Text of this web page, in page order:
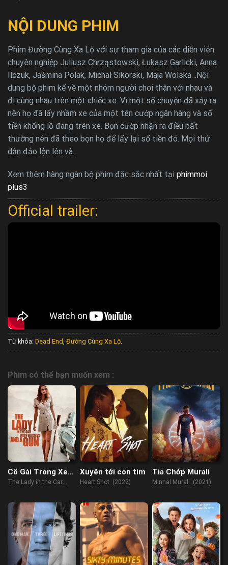
NỘI DUNG PHIM
Phim Đường Cùng Xa Lộ với sự tham gia của các diễn viên
chuyên nghiệp Juliusz Chrząstowski, Łukasz Garlicki, Anna
Ilczuk, Jaśmina Polak, Michał Sikorski, Maja Wolska…Nội
dung bộ phim kể về một nhóm người chơi thân với nhau và
đi cùng nhau trên một chiếc xe. Vì một số chuyện đã xảy ra
nên họ đã lấy nhầm xe của một tên cướp ngân hàng và số
tiền khổng lồ đang trên xe. Bọn cướp nhận ra điều bất
thường nên đã theo bọn họ để lấy lại số tiền đó. Mọi thứ
dần đảo lộn lên và…
Xem thêm hàng ngàn bộ phim đặc sắc nhất tại phimmoi
plus3
Official trailer:
Từ khóa: Dead End, Đường Cùng Xa Lộ.
Phim có thể bạn muốn xem :
Cô Gái Trong Xe
Đeo Kính Với Khẩu
The Lady in the Car
(2015)
Xuyên tới con tim
Heart Shot (2022)
Tia Chớp Murali
Minnal Murali (2021)